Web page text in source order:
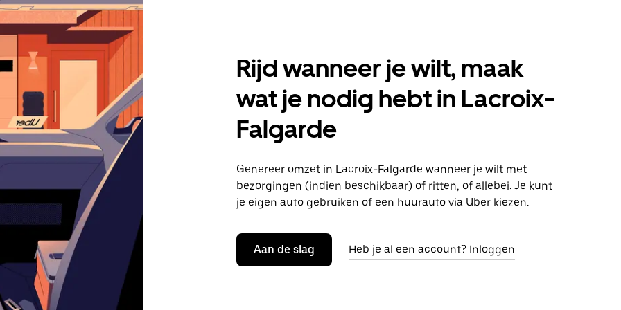
Rijd wanneer je wilt, maak
wat je nodig hebt in Lacroix-
Falgarde
Genereer omzet in Lacroix-Falgarde wanneer je wilt met
bezorgingen (indien beschikbaar) of ritten, of allebei. Je kunt
je eigen auto gebruiken of een huurauto via Uber kiezen.
Aan de slag Heb je al een account? Inloggen